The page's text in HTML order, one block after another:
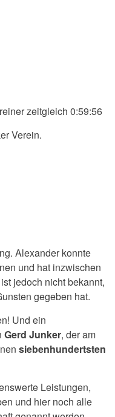
zeitgleich 0:59:56
Verein.
Alexander konnte
und hat inzwischen
jedoch nicht bekannt,
gegeben hat.
Und ein
Gerd Junker, der am
siebenhundertsten
Leistungen,
und hier noch alle